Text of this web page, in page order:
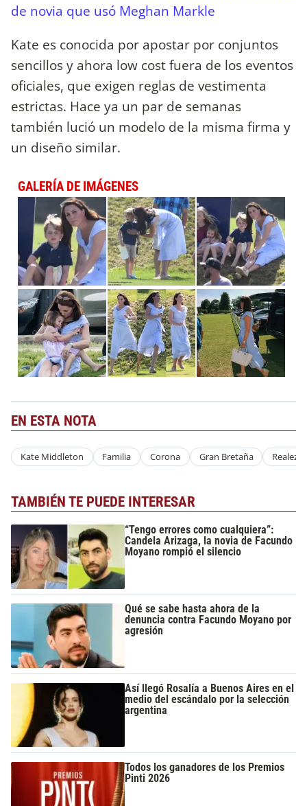
de novia que usó Meghan Markle
Kate es conocida por apostar por conjuntos
sencillos y ahora low cost fuera de los eventos
oficiales, que exigen reglas de vestimenta
estrictas. Hace ya un par de semanas
también lució un modelo de la misma firma y
un diseño similar.
GALERÍA DE IMÁGENES
EN ESTA NOTA
Kate Middleton Familia Corona Gran Bretaña
TAMBIÉN TE PUEDE INTERESAR
“Tengo errores como cualquiera”:
Candela Arizaga, la novia de Facundo
Moyano rompió el silencio
Qué se sabe hasta ahora de la
denuncia contra Facundo Moyano por
agresión
Así llegó Rosalía a Buenos Aires en el
medio del escándalo por la selección
argentina
Todos los ganadores de los Premios
Pinti 2026